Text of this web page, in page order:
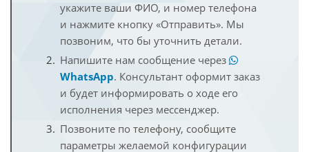
укажите ваши ФИО, и номер телефона
и нажмите кнопку «Отправить». Мы
позвоним, что бы уточнить детали.
Напишите нам сообщение через
WhatsApp. Консультант оформит заказ
и будет информировать о ходе его
исполнения через мессенджер.
Позвоните по телефону, сообщите
параметры желаемой конфигурации